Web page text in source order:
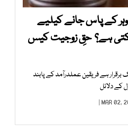
کے پاس جانے کیلیے
ہے؟ حقِ زوجیت کیس
ہے فریقین عملدرآمد کے پابند
کے دلائل